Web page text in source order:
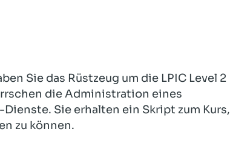
Sie das Rüstzeug um die LPIC Level 2
die Administration eines
Sie erhalten ein Skript zum Kurs,
zu können.